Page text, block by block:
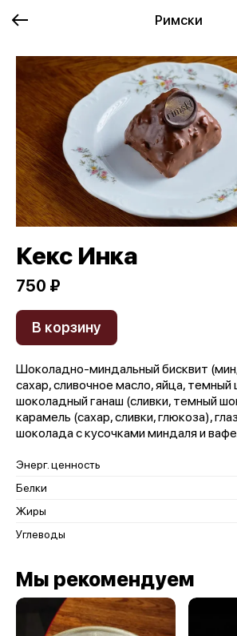
Римски
Кекс Инка
750 ₽
В корзину
Шоколадно-миндальный бисквит
сахар, сливочное масло, яйца,
шоколадный ганаш (сливки, темный
карамель (сахар, сливки, глюкоза),
шоколада с кусочками миндаля и
Энерг. ценность
Белки
Жиры
Углеводы
Мы рекомендуем